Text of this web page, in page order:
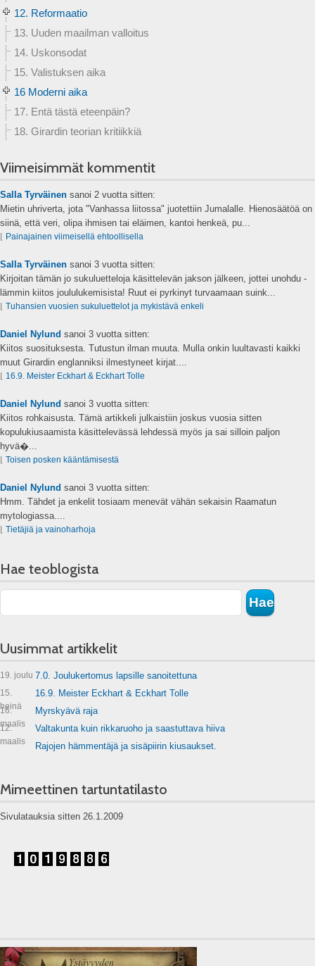
12. Reformaatio
13. Uuden maailman valloitus
14. Uskonsodat
15. Valistuksen aika
16 Moderni aika
17. Entä tästä eteenpäin?
18. Girardin teorian kritiikkiä
Viimeisimmät kommentit
Salla Tyrväinen sanoi 2 vuotta sitten:
Mietin uhriverta, jota "Vanhassa liitossa" juotettiin Jumalalle. Hienosäätöä on
siinä, että veri, olipa ihmisen tai eläimen, kantoi henkeä, pu...
⌊ Painajainen viimeisellä ehtoollisella
Salla Tyrväinen sanoi 3 vuotta sitten:
Kirjoitan tämän jo sukuluetteloja käsittelevän jakson jälkeen, jottei unohdu -
lämmin kiitos joululukemisista! Ruut ei pyrkinyt turvaamaan suink...
⌊ Tuhansien vuosien sukuluettelot ja mykistävä enkeli
Daniel Nylund sanoi 3 vuotta sitten:
Kiitos suosituksesta. Tutustun ilman muuta. Mulla onkin luultavasti kaikki
muut Girardin englanniksi ilmestyneet kirjat....
⌊ 16.9. Meister Eckhart & Eckhart Tolle
Daniel Nylund sanoi 3 vuotta sitten:
Kiitos rohkaisusta. Tämä artikkeli julkaistiin joskus vuosia sitten
kopulukiusaamista käsittelevässä lehdessä myös ja sai silloin paljon
hyvä�...
⌊ Toisen posken kääntämisestä
Daniel Nylund sanoi 3 vuotta sitten:
Hmm. Tähdet ja enkelit tosiaam menevät vähän sekaisin Raamatun
mytologiassa....
⌊ Tietäjiä ja vainoharhoja
Hae teoblogista
Uusimmat artikkelit
19. joulu 7.0. Joulukertomus lapsille sanoitettuna
15.
heinä
16.9. Meister Eckhart & Eckhart Tolle
16.
maalis
Myrskyävä raja
12.
maalis
Valtakunta kuin rikkaruoho ja saastuttava hiiva
Rajojen hämmentäjä ja sisäpiirin kiusaukset.
Mimeettinen tartuntatilasto
Sivulatauksia sitten 26.1.2009